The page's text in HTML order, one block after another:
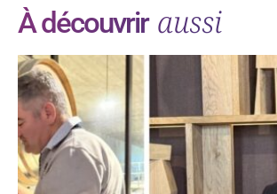
À découvrir aussi